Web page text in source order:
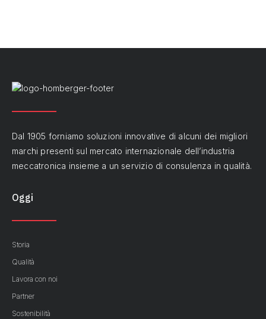
Dal 1905 forniamo soluzioni innovative di alcuni dei migliori
marchi presenti sul mercato internazionale dell’industria
meccatronica insieme a un servizio di consulenza in qualità.
Oggi
Storia
Qualità
Lavora con noi
Partner
Sostenibilità